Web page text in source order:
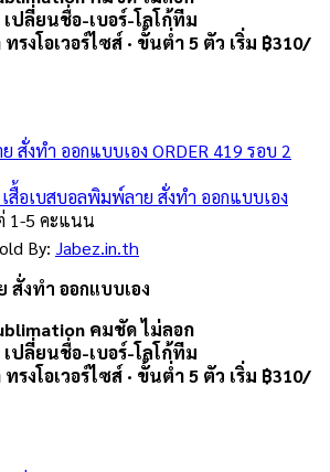
ปลี่ยนชื่อ-เบอร์-โลโก้ทีม
รงโอเวอร์ไซส์ · ขั้นต่ำ 5 ตัว เริ่ม ฿310/
เสื้อเบสบอลพิมพ์ลาย สั่งทำ ออกแบบเอง
1-5 คะแนน
By: Jabez.in.th
สั่งทำ ออกแบบเอง
คมชัด ไม่ลอก
ปลี่ยนชื่อ-เบอร์-โลโก้ทีม
รงโอเวอร์ไซส์ · ขั้นต่ำ 5 ตัว เริ่ม ฿310/